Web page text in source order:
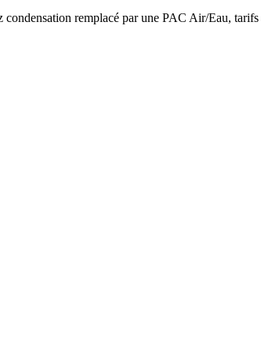
condensation remplacé par une PAC Air/Eau, tarifs